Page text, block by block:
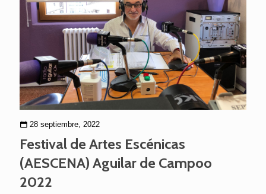
28 septiembre, 2022
Festival de Artes Escénicas
(AESCENA) Aguilar de Campoo
2022